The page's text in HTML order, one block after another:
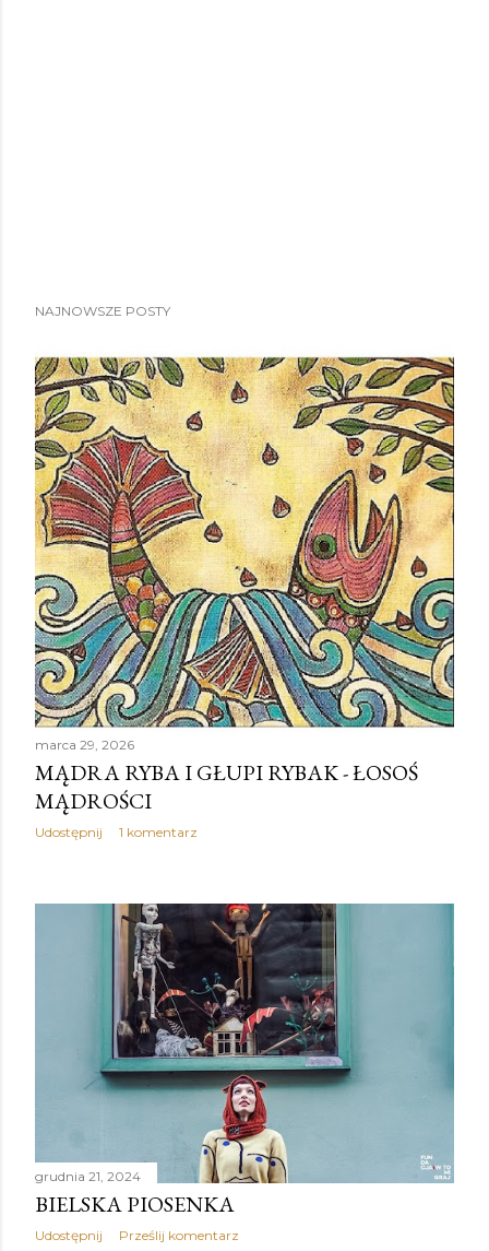
NAJNOWSZE POSTY
marca 29, 2026
MĄDRA RYBA I GŁUPI RYBAK - ŁOSOŚ
MĄDROŚCI
Udostępnij 1 komentarz
grudnia 21, 2024
BIELSKA PIOSENKA
Udostępnij Prześlij komentarz